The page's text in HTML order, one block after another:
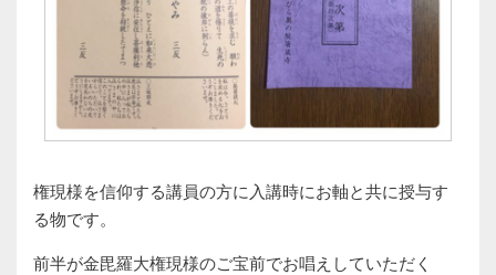
権現様を信仰する講員の方に入講時にお軸と共に授与す
る物です。
前半が金毘羅大権現様のご宝前でお唱えしていただく